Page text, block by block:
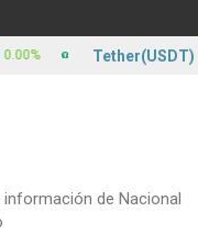
de Nacional
Tether(USDT)